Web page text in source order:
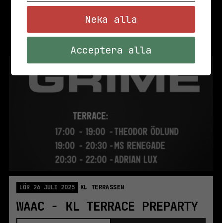
LÖR 26 JULI 2025 KL TERRASSEN
WAAC - KL TERRACE PREPARTY
Neka alla
Acceptera alla